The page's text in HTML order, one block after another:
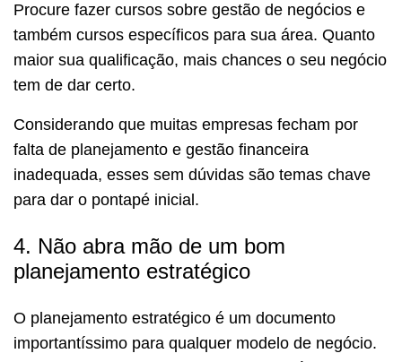
Procure fazer cursos sobre gestão de negócios e
também cursos específicos para sua área. Quanto
maior sua qualificação, mais chances o seu negócio
tem de dar certo.
Considerando que muitas empresas fecham por
falta de planejamento e gestão financeira
inadequada, esses sem dúvidas são temas chave
para dar o pontapé inicial.
4. Não abra mão de um bom
planejamento estratégico
O planejamento estratégico é um documento
importantíssimo para qualquer modelo de negócio.